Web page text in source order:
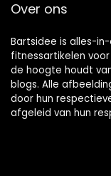
Over ons
Bartsidee is alles-
fitnessartikelen
de hoogte houdt
blogs. Alle
door hun
afgeleid van hun